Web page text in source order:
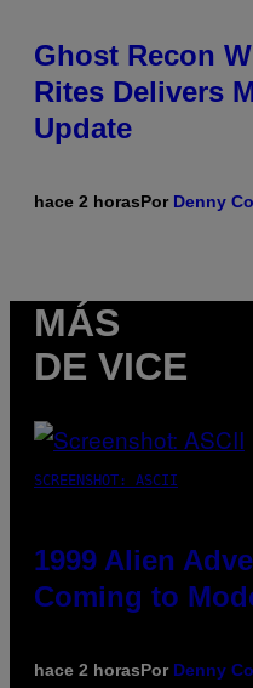
Ghost Recon
Rites Delivers
Update
hace 2 horasPor Denny
MÁS
DE VICE
SCREENSHOT: ASCII
1999 Alien
Coming to
hace 2 horasPor Denny